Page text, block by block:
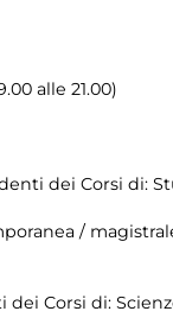
alle 21.00)
dei Corsi di:
/
Corsi di: